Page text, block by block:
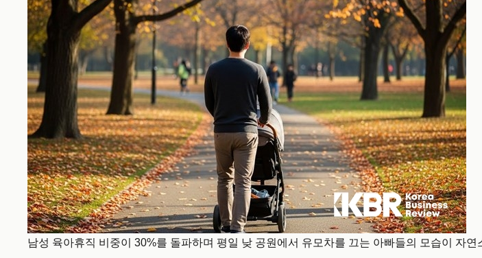
남성 육아휴직 비중이 30%를 돌파하며 평일 낮 공원에서 유모차를 끄는 아빠들의 모습이 자